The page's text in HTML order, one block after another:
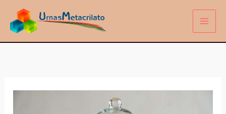
contenido